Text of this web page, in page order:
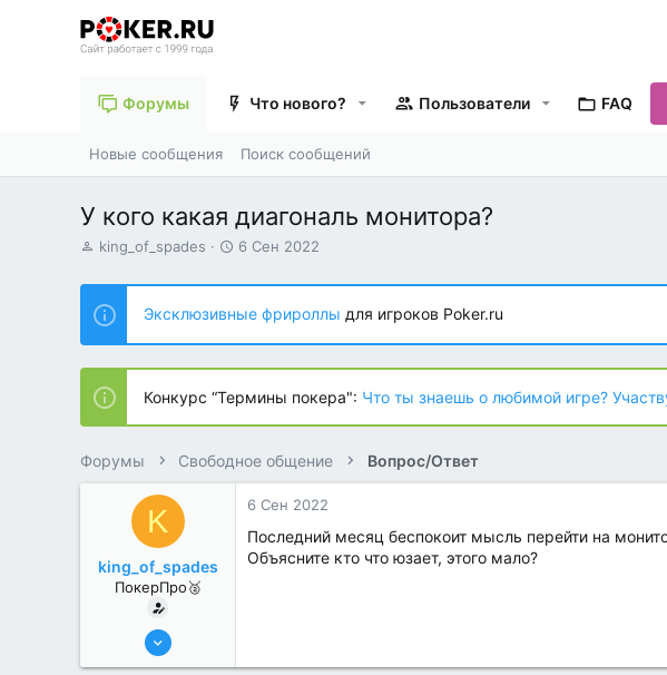
Форумы Что нового? Пользователи FAQ
Новые сообщения Поиск сообщений
У кого какая диагональ монитора?
А
т
о
р
т
е
м
ы
king_of_spades
Д
т
н
а
ч
л
а
6 Сен 2022
Эксклюзивные фрироллы для игроков Poker.ru
Конкурс “Термины покера": Что ты знаешь о любимой игре?
Форумы Свободное общение Вопрос/Ответ
K
king_of_spades
ПокерПро🥈
6 Июн 2022
6 Сен 2022
Последний месяц беспокоит мысль перейти на
Объясните кто что юзает, этого мало?